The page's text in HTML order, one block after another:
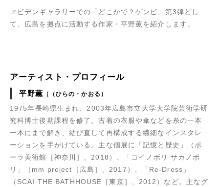
ヱビデンギャラリーでの「どこかで？ゲンビ」第3弾とし
て、広島を拠点に活動する作家・平野薫を紹介します。
アーティスト・プロフィール
平野薫 （（ひらの・かおる）
1975年長崎県生まれ、2003年広島市立大学大学院芸術学研
究科博士後期課程を修了。古着の衣服や傘などを糸の一本
一本にまで解き、結び直して再構成する繊細なインスタレ
ーションを手がけている。主な個展に「記憶と歴史」（ポ
ーラ美術館［神奈川］、2018）、「コイノボリ サカノボ
リ」（mm project［広島］、2017）、「Re-Dress」
（SCAI THE BATHHOUSE［東京］、2012）など。主なグ